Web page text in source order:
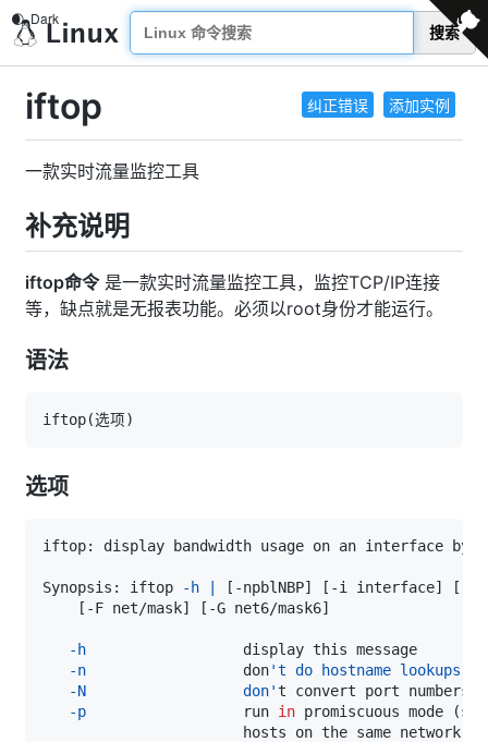
搜索
纠正错误 添加实例
iftop
一款实时流量监控工具
补充说明
iftop命令是一款实时流量监控工具，监控TCP/IP连接
等，缺点就是无报表功能。必须以root身份才能运行。
语法
iftop(选项)
选项
iftop: display bandwidth usage on an interface by
Synopsis: iftop -h [ -npblNBP] [ -i interface] [
[ -F net/mask] [ -G net6/mask6]
-h
-n
                  don
   -N                  don'
-p
                  run
in promiscuous mode
(
hosts on the same network